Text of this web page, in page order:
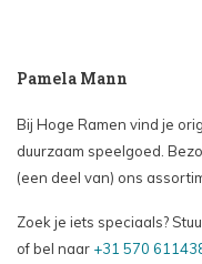
Pamela Mann
Bij Hoge Ramen vind je
duurzaam speelgoed.
(een deel van) ons
Zoek je iets speciaals?
of bel naar +31 570